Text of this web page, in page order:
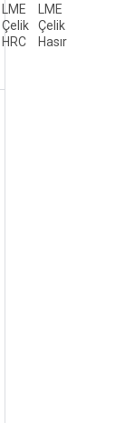
LME
Çelik
HRC
LME
Çelik
Hasır